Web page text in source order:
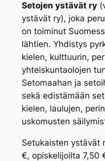
Setojen ystävät ry
ystävät ry), joka
on toiminut
lähtien. Yhdistys
kielen, kulttuurin,
yhteiskuntaolojen
Setomaahan ja
sekä edistämään
kielen, laulujen,
uskomusten
Setukaisten ystävät
€, opiskelijoilta 7,50